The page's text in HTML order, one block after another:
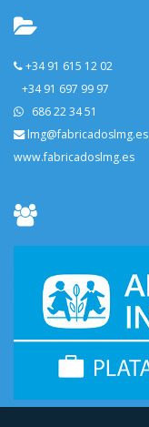
+34 91 615 12 02
+34 91 697 99 97
686 22 34 51
lmg@fabricadoslmg.es
www.fabricadoslmg.es